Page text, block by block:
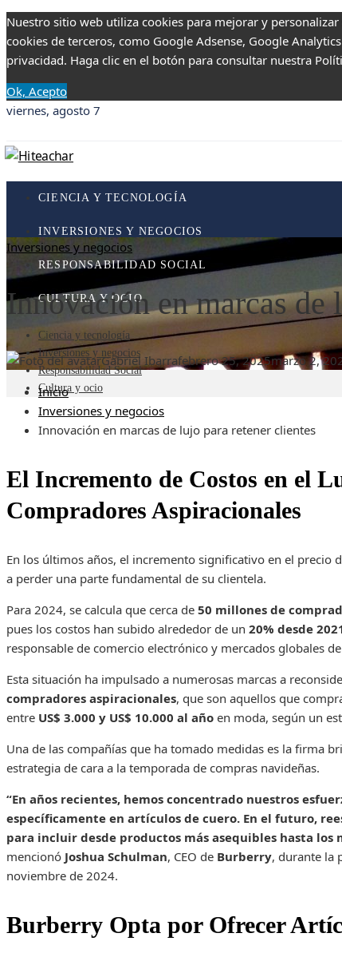
Nuestro sitio web utiliza cookies para mejorar y
cookies de terceros, como Google Adsense, Google
privacidad. Haga clic en el botón para consultar nuestra
Ok, Acepto
viernes, agosto 7
CIENCIA Y TECNOLOGÍA
INVERSIONES Y NEGOCIOS
RESPONSABILIDAD SOCIAL
CULTURA Y OCIO
Ciencia y tecnología
Inversiones y negocios
Responsabilidad Social
Cultura y ocio
Inversiones y negocios
Innovación en marcas de
Gabriel Ibarrafebrero 25, 2025marzo 2,
Inicio
Inversiones y negocios
Innovación en marcas de lujo para retener clientes
El Incremento de Costos en el
Compradores Aspiracionales
En los últimos años, el incremento significativo en el precio
a perder una parte fundamental de su clientela.
Para 2024, se calcula que cerca de 50 millones de
pues los costos han subido alrededor de un 20% desde
responsable de comercio electrónico y mercados globales de
Esta situación ha impulsado a numerosas marcas a
compradores aspiracionales, que son aquellos que
entre US$ 3.000 y US$ 10.000 al año en moda, según un
Una de las compañías que ha tomado medidas es la firma
estrategia de cara a la temporada de compras navideñas.
“En años recientes, hemos concentrado nuestros
específicamente en artículos de cuero. En el futuro,
para incluir desde productos más asequibles hasta los
mencionó Joshua Schulman, CEO de Burberry, durante la
noviembre de 2024.
Burberry Opta por Ofrecer